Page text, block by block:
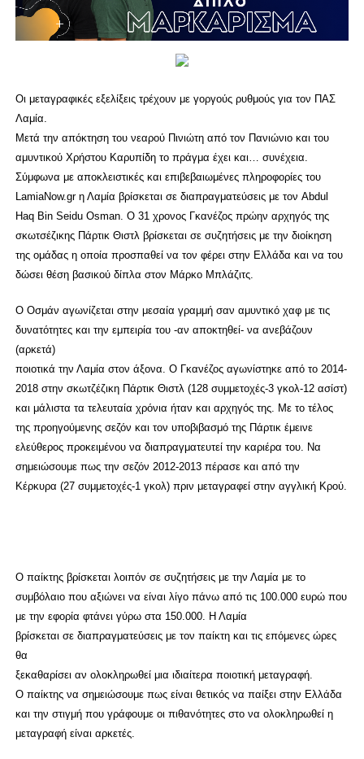
Οι μεταγραφικές εξελίξεις τρέχουν με γοργούς ρυθμούς για τον ΠΑΣ
Λαμία.
Μετά την απόκτηση του νεαρού Πινιώτη από τον Πανιώνιο και του
αμυντικού Χρήστου Καρυπίδη το πράγμα έχει και… συνέχεια.
Σύμφωνα με αποκλειστικές και επιβεβαιωμένες πληροφορίες του
LamiaNow.gr η Λαμία βρίσκεται σε διαπραγματεύσεις με τον Abdul
Haq Bin Seidu Osman. Ο 31 χρονος Γκανέζος πρώην αρχηγός της
σκωτσέζικης Πάρτικ Θιστλ βρίσκεται σε συζητήσεις με την διοίκηση
της ομάδας η οποία προσπαθεί να τον φέρει στην Ελλάδα και να του
δώσει θέση βασικού δίπλα στον Μάρκο Μπλάζιτς.
Ο Οσμάν αγωνίζεται στην μεσαία γραμμή σαν αμυντικό χαφ με τις
δυνατότητες και την εμπειρία του -αν αποκτηθεί- να ανεβάζουν
(αρκετά)
ποιοτικά την Λαμία στον άξονα. Ο Γκανέζος αγωνίστηκε από το 2014-
2018 στην σκωτζέζικη Πάρτικ Θιστλ (128 συμμετοχές-3 γκολ-12 ασίστ)
και μάλιστα τα τελευταία χρόνια ήταν και αρχηγός της. Με το τέλος
της προηγούμενης σεζόν και τον υποβιβασμό της Πάρτικ έμεινε
ελεύθερος προκειμένου να διαπραγματευτεί την καριέρα του. Να
σημειώσουμε πως την σεζόν 2012-2013 πέρασε και από την
Κέρκυρα (27 συμμετοχές-1 γκολ) πριν μεταγραφεί στην αγγλική Κρού.
Ο παίκτης βρίσκεται λοιπόν σε συζητήσεις με την Λαμία με το
συμβόλαιο που αξιώνει να είναι λίγο πάνω από τις 100.000 ευρώ που
με την εφορία φτάνει γύρω στα 150.000. Η Λαμία
βρίσκεται σε διαπραγματεύσεις με τον παίκτη και τις επόμενες ώρες
θα
ξεκαθαρίσει αν ολοκληρωθεί μια ιδιαίτερα ποιοτική μεταγραφή.
Ο παίκτης να σημειώσουμε πως είναι θετικός να παίξει στην Ελλάδα
και την στιγμή που γράφουμε οι πιθανότητες στο να ολοκληρωθεί η
μεταγραφή είναι αρκετές.